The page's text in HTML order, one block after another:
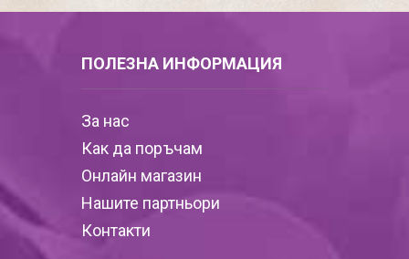
ПОЛЕЗНА ИНФОРМАЦИЯ
За нас
Как да поръчам
Онлайн магазин
Нашите партньори
Контакти